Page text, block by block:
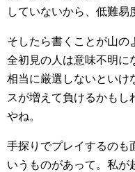
していないから、低難易
そしたら書くことが山の
全初見の人は意味不明に
相当に厳選しないといけ
スが増えて負けるかもし
やね。
手探りでプレイするのも
いうものがあって。私が